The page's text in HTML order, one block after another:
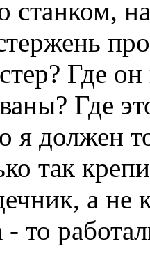
станком,
Где
Где
я должен
так
а
- то